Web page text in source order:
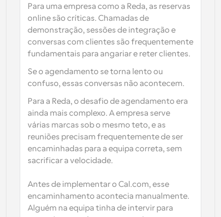
Para uma empresa como a Reda, as reservas
online são críticas. Chamadas de
demonstração, sessões de integração e
conversas com clientes são frequentemente
fundamentais para angariar e reter clientes.
Se o agendamento se torna lento ou
confuso, essas conversas não acontecem.
Para a Reda, o desafio de agendamento era
ainda mais complexo. A empresa serve
várias marcas sob o mesmo teto, e as
reuniões precisam frequentemente de ser
encaminhadas para a equipa correta, sem
sacrificar a velocidade.
Antes de implementar o Cal.com, esse
encaminhamento acontecia manualmente.
Alguém na equipa tinha de intervir para